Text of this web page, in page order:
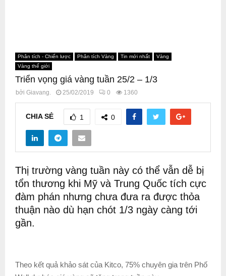
Phân tích - Chiến lược Phân tích Vàng Tin mới nhất
Vàng
Vàng thế giới
Triển vọng giá vàng tuần 25/2 – 1/3
bởi Giavang. 25/02/2019 0 1360
CHIA SẺ 1 0
Thị trường vàng tuần này có thể vẫn dễ bị
tổn thương khi Mỹ và Trung Quốc tích cực
đàm phán nhưng chưa đưa ra được thỏa
thuận nào dù hạn chót 1/3 ngày càng tới
gần.
Theo kết quả khảo sát của Kitco, 75% chuyên gia trên Phố